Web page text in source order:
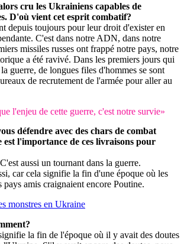
cru les Ukrainiens capables de
D'où vient cet esprit combatif?
depuis toujours pour leur droit d'exister en
C'est dans notre ADN, dans notre
missiles russes ont frappé notre pays, notre
a été ravivé. Dans les premiers jours qui
guerre, de longues files d'hommes se sont
de recrutement de l'armée pour aller au
l'enjeu de cette guerre, c'est notre survie»
défendre avec des chars de combat
est l'importance de ces livraisons pour
aussi un tournant dans la guerre.
car cela signifie la fin d'une époque où les
pays amis craignaient encore Poutine.
monstres en Ukraine
la fin de l'époque où il y avait des doutes